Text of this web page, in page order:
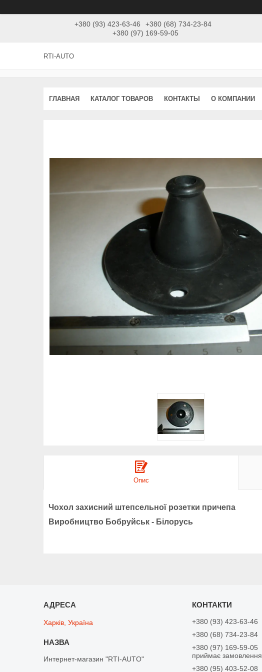
+380 (93) 423-63-46
+380 (68) 734-23-84
+380 (97) 169-59-05
RTI-AUTO
ГЛАВНАЯ КАТАЛОГ ТОВАРОВ КОНТАКТЫ О КОМПАНИИ
Опис
Чохол захисний штепсельної розетки причепа
Виробництво Бобруйськ - Білорусь
Харків, Україна
Интернет-магазин "RTI-AUTO"
+380 (93) 423-63-46
+380 (68) 734-23-84
+380 (97) 169-59-05
приймає замовлення
+380 (95) 403-52-08